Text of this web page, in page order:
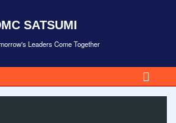
SATSUMI
Leaders Come Together